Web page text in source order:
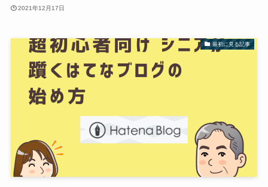
2021年12月17日
最初に見る記事